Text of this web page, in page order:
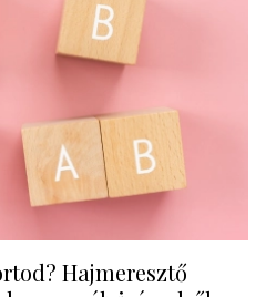
Hajmeresztő